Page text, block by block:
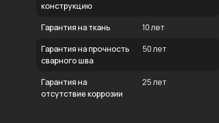
конструкцию
Гарантия на ткань
10 лет
Гарантия на прочность
сварного шва
50 лет
Гарантия на
отсутствие коррозии
25 лет